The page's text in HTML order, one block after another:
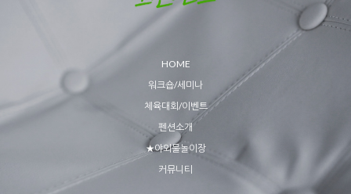
HOME
워크숍/세미나
체육대회/이벤트
펜션소개
★야외물놀이장
커뮤니티